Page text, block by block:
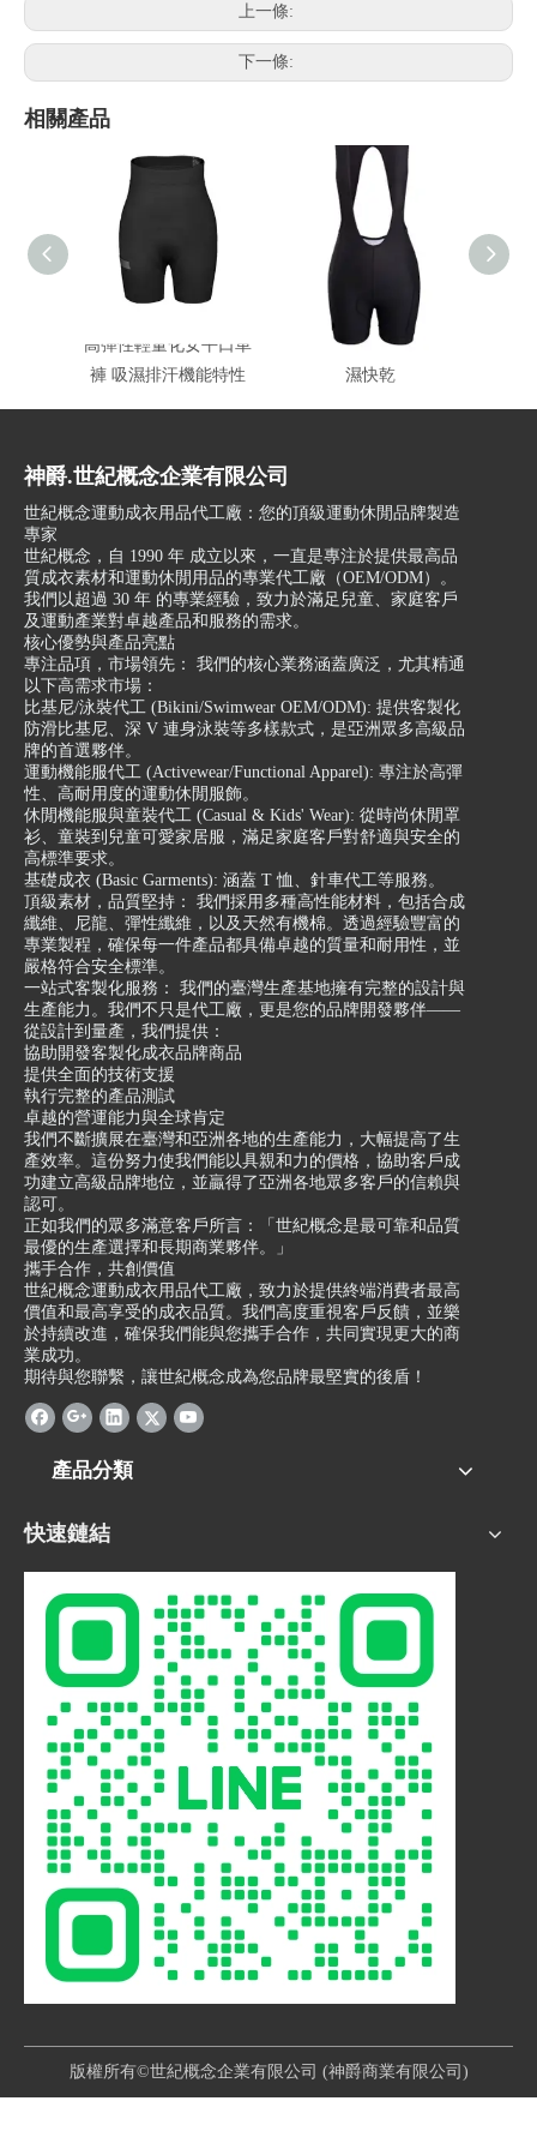
上一條:
下一條:
相關產品
高彈性輕量化女平口車
褲 吸濕排汗機能特性
女款自行車褲 抗UV吸
濕快乾
神爵.世紀概念企業有限公司
世紀概念運動成衣用品代工廠：您的頂級運動休閒品牌製造
專家
世紀概念，自 1990 年 成立以來，一直是專注於提供最高品
質成衣素材和運動休閒用品的專業代工廠（OEM/ODM）。
我們以超過 30 年 的專業經驗，致力於滿足兒童、家庭客戶
及運動產業對卓越產品和服務的需求。
核心優勢與產品亮點
專注品項，市場領先： 我們的核心業務涵蓋廣泛，尤其精通
以下高需求市場：
比基尼/泳裝代工 (Bikini/Swimwear OEM/ODM): 提供客製化
防滑比基尼、深 V 連身泳裝等多樣款式，是亞洲眾多高級品
牌的首選夥伴。
運動機能服代工 (Activewear/Functional Apparel): 專注於高彈
性、高耐用度的運動休閒服飾。
休閒機能服與童裝代工 (Casual & Kids' Wear): 從時尚休閒罩
衫、童裝到兒童可愛家居服，滿足家庭客戶對舒適與安全的
高標準要求。
基礎成衣 (Basic Garments): 涵蓋 T 恤、針車代工等服務。
頂級素材，品質堅持： 我們採用多種高性能材料，包括合成
纖維、尼龍、彈性纖維，以及天然有機棉。透過經驗豐富的
專業製程，確保每一件產品都具備卓越的質量和耐用性，並
嚴格符合安全標準。
一站式客製化服務： 我們的臺灣生產基地擁有完整的設計與
生產能力。我們不只是代工廠，更是您的品牌開發夥伴——
從設計到量產，我們提供：
協助開發客製化成衣品牌商品
提供全面的技術支援
執行完整的產品測試
卓越的營運能力與全球肯定
我們不斷擴展在臺灣和亞洲各地的生產能力，大幅提高了生
產效率。這份努力使我們能以具親和力的價格，協助客戶成
功建立高級品牌地位，並贏得了亞洲各地眾多客戶的信賴與
認可。
正如我們的眾多滿意客戶所言：「世紀概念是最可靠和品質
最優的生產選擇和長期商業夥伴。」
攜手合作，共創價值
世紀概念運動成衣用品代工廠，致力於提供終端消費者最高
價值和最高享受的成衣品質。我們高度重視客戶反饋，並樂
於持續改進，確保我們能與您攜手合作，共同實現更大的商
業成功。
期待與您聯繫，讓世紀概念成為您品牌最堅實的後盾！
產品分類
快速鏈結
版權所有©世紀概念企業有限公司 (神爵商業有限公司)